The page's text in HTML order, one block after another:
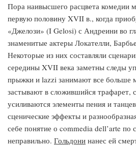
Пора наивысшего расцвета комедии
первую половину XVII в., когда
«Джелози» (I Gelosi) с Андреини во
знаменитые актеры Локателли,
Некоторые из них составляли
середины XVII века заметны следы
прыжки и lazzi занимают все больше
застывают в сложившийся трафарет,
усиливаются элементы пения и
сценические эффекты и
себе понятие о commedia dell’arte
неправильно. Гольдони нанес ей